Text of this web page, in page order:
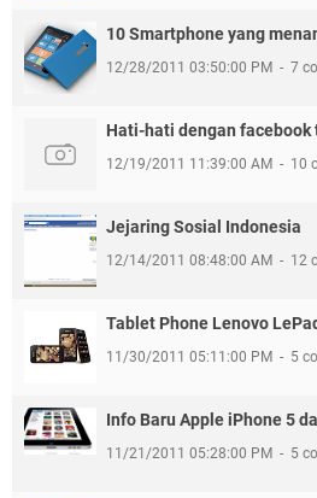
10 Smartphone yang
12/28/2011 03:50:00 PM 7
Hati-hati dengan facebook
12/19/2011 11:39:00 AM 10
Jejaring Sosial Indonesia
12/14/2011 08:48:00 AM 12
Tablet Phone Lenovo
11/30/2011 05:11:00 PM 5
Info Baru Apple iPhone 5
11/21/2011 05:28:00 PM 5